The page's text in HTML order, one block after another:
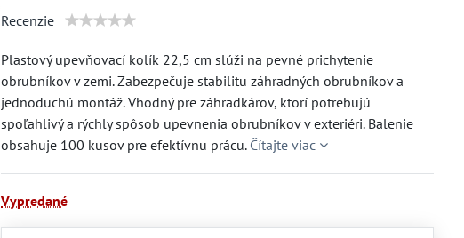
Recenzie
Plastový upevňovací kolík 22,5 cm slúži na pevné prichytenie
obrubníkov v zemi. Zabezpečuje stabilitu záhradných obrubníkov a
jednoduchú montáž. Vhodný pre záhradkárov, ktorí potrebujú
spoľahlivý a rýchly spôsob upevnenia obrubníkov v exteriéri. Balenie
obsahuje 100 kusov pre efektívnu prácu. Čítajte viac
Vypredané